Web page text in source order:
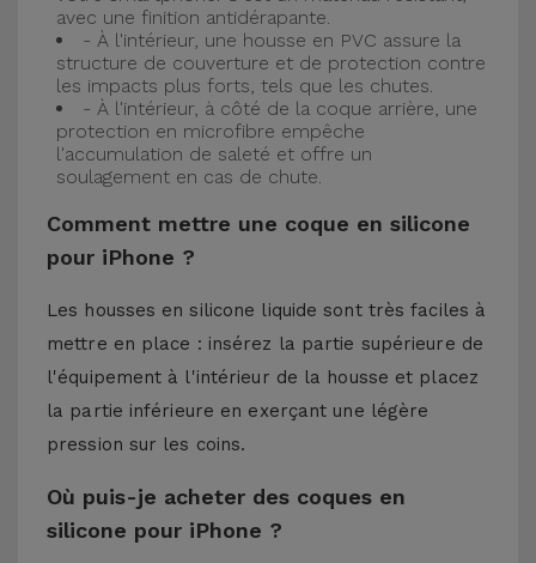
avec une finition antidérapante.
- À l'intérieur, une housse en PVC assure la
structure de couverture et de protection contre
les impacts plus forts, tels que les chutes.
- À l'intérieur, à côté de la coque arrière, une
protection en microfibre empêche
l'accumulation de saleté et offre un
soulagement en cas de chute.
Comment mettre une coque en silicone
pour iPhone ?
Les housses en silicone liquide sont très faciles à
mettre en place : insérez la partie supérieure de
l'équipement à l'intérieur de la housse et placez
la partie inférieure en exerçant une légère
pression sur les coins.
Où puis-je acheter des coques en
silicone pour iPhone ?